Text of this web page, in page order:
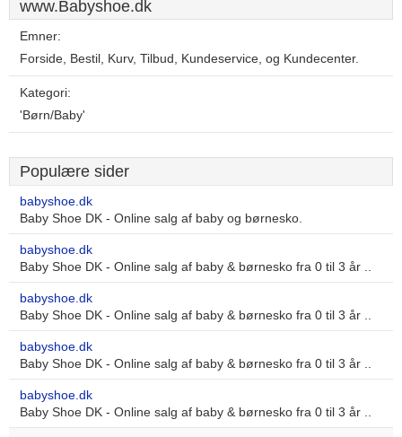
www.Babyshoe.dk
Emner:
Forside, Bestil, Kurv, Tilbud, Kundeservice, og Kundecenter.
Kategori:
'Børn/Baby'
Populære sider
babyshoe.dk
Baby Shoe DK - Online salg af baby og børnesko.
babyshoe.dk
Baby Shoe DK - Online salg af baby & børnesko fra 0 til 3 år ..
babyshoe.dk
Baby Shoe DK - Online salg af baby & børnesko fra 0 til 3 år ..
babyshoe.dk
Baby Shoe DK - Online salg af baby & børnesko fra 0 til 3 år ..
babyshoe.dk
Baby Shoe DK - Online salg af baby & børnesko fra 0 til 3 år ..